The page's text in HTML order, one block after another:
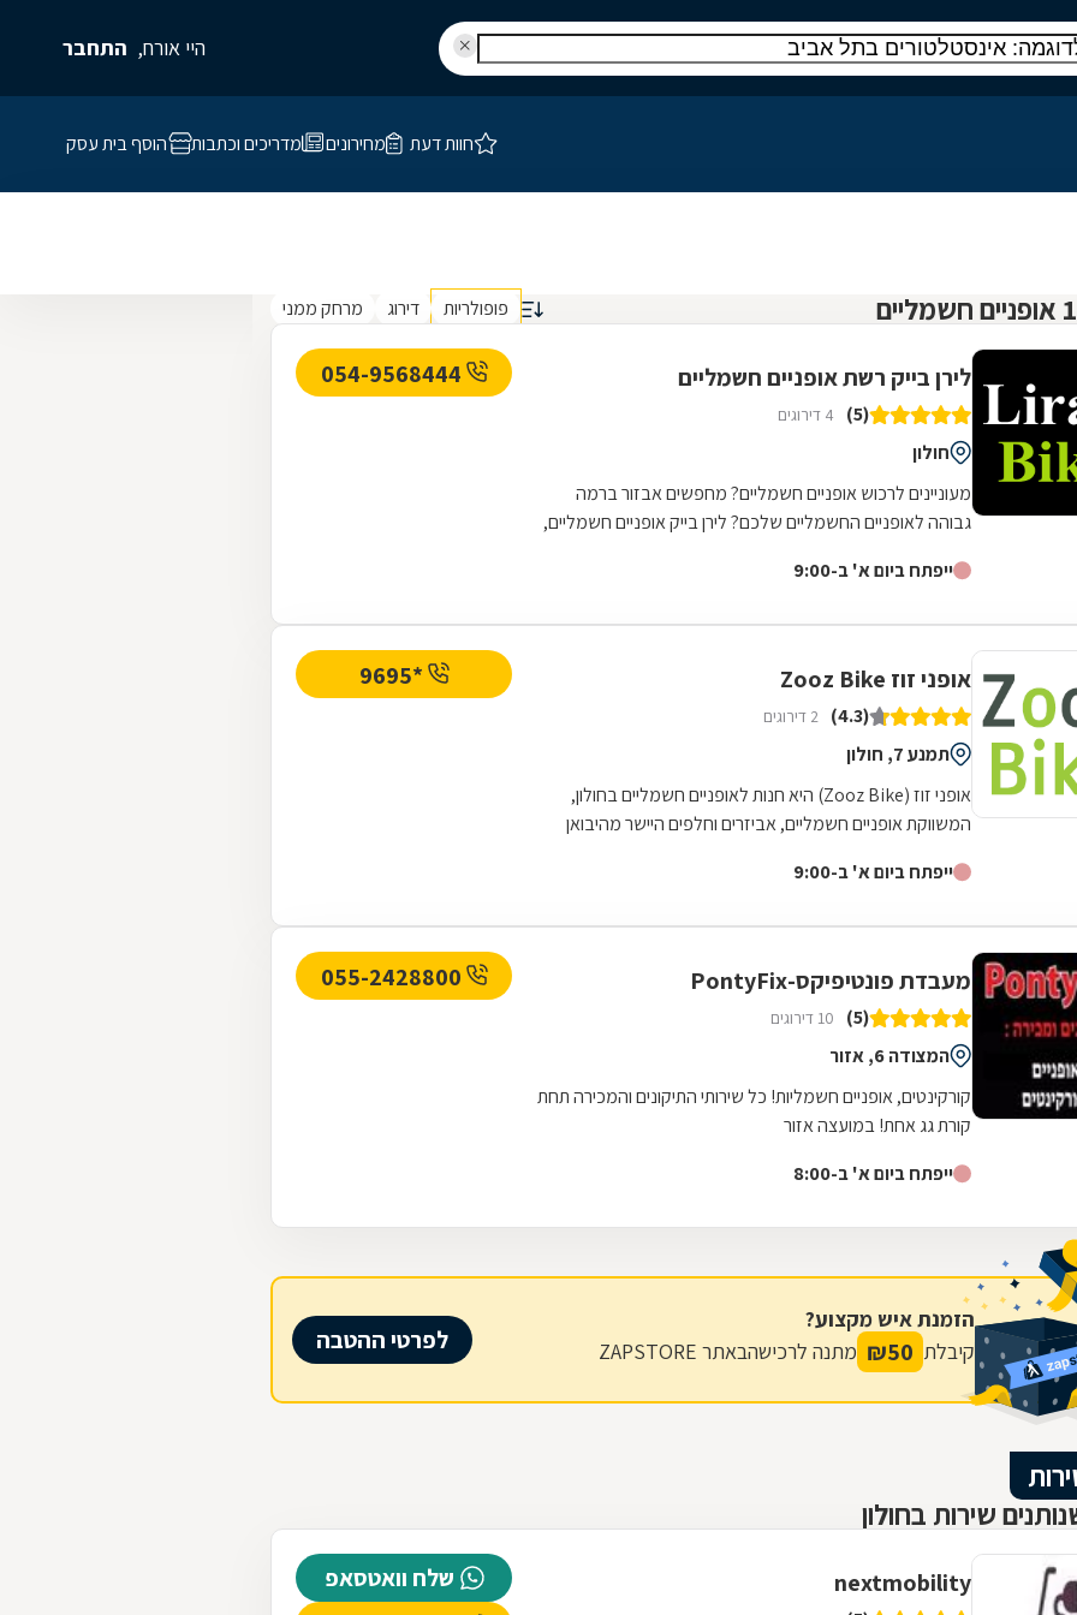
היי אורח, התחבר
חוות דעת מחירונים מדריכים וכתבות הוסף בית עסק
פופולריות דירוג מרחק ממני
לירן בייק רשת אופניים חשמליים
(5) 4 דירוגים
חולון
מעוניינים לרכוש אופניים חשמליים? מחפשים אבזור ברמה
גבוהה לאופניים החשמליים שלכם? לירן בייק אופניים חשמליים,
ייפתח ביום א' ב-9:00
אופני זוז Zooz Bike
(4.3) 2 דירוגים
תמנע 7, חולון
אופני זוז (Zooz Bike) היא חנות לאופניים חשמליים בחולון,
המשווקת אופניים חשמליים, אביזרים וחלפים היישר מהיבואן
ייפתח ביום א' ב-9:00
*9695
מעבדת פונטיפיקס-PontyFix
(5) 10 דירוגים
המצודה 6, אזור
קורקינטים, אופניים חשמליות! כל שירותי התיקונים והמכירה תחת
קורת גג אחת! במועצה אזור
ייפתח ביום א' ב-8:00
הזמנת איש מקצוע?
קיבלת 50
₪ מתנה לרכישהבאתר ZAPSTORE לפרטי ההטבה
שירות בחולון
nextmobility
שלח וואטסאפ